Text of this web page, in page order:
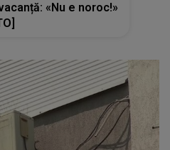
«Nu e noroc!»